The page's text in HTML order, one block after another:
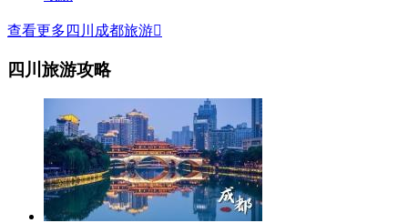
查看更多四川成都旅游
四川旅游攻略